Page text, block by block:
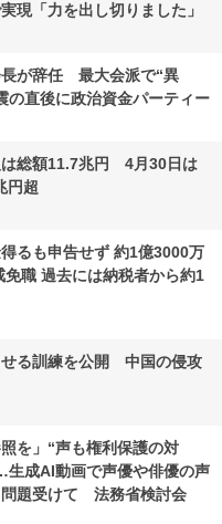
現「力を出し切りました」
長が辞任 最大会派で“異
直後に政治資金パーティー
は総額11.7兆円 4月30日は
円超
るも申告せず 約1億3000万
免職 過去には納税者から約1
る訓練を公開 中国の侵攻
を」“声も権利保護の対
成AI動画で声優や俳優の声
題受けて 法務省検討会